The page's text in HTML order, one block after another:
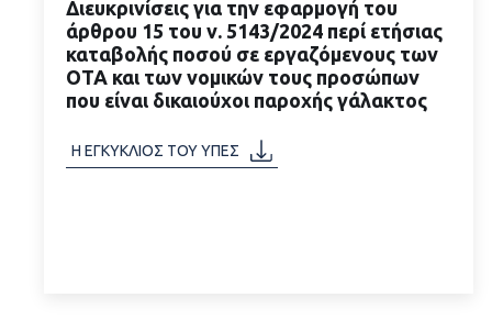
ΔΙΑΒΑΣΤΕ ΠΕΡΙΣΣΟΤΕΡΑ
Διευκρινίσεις για την εφαρμογή του
άρθρου 15 του ν. 5143/2024 περί ετήσιας
καταβολής ποσού σε εργαζόμενους των
ΟΤΑ και των νομικών τους προσώπων
που είναι δικαιούχοι παροχής γάλακτος
Η ΕΓΚΥΚΛΙΟΣ ΤΟΥ ΥΠΕΣ